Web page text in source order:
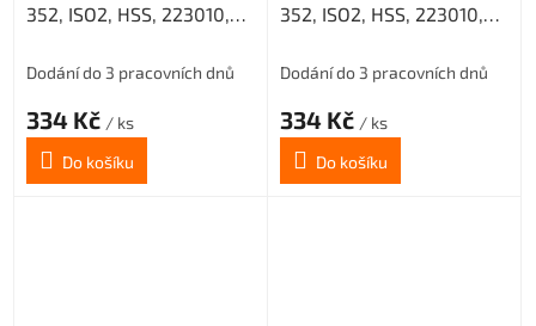
352, ISO2, HSS, 223010,
Dodání do 3 pracovních dnů
334 Kč / ks
Do košíku
352, ISO2, HSS, 223010,
Dodání do 3 pracovních dnů
334 Kč / ks
Do košíku